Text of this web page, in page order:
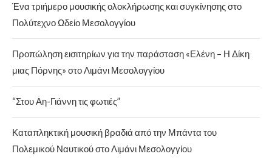
Ένα τριήμερο μουσικής ολοκλήρωσης και συγκίνησης στο
Πολύτεχνο Ωδείο Μεσολογγίου
Προπώληση εισιτηρίων για την παράσταση «Ελένη – Η Δίκη
μιας Πόρνης» στο Λιμάνι Μεσολογγίου
“Στου Αη-Γιάννη τις φωτιές”
Καταπληκτική μουσική βραδιά από την Μπάντα του
Πολεμικού Ναυτικού στο Λιμάνι Μεσολογγίου